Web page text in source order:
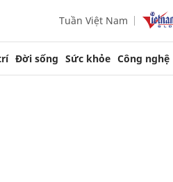
Tuần Việt Nam
Đời sống Sức khỏe Công nghệ